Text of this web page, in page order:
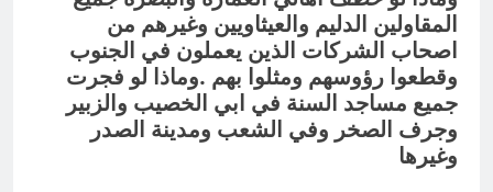
المقاولين الدليم والعيثاويين وغيرهم من
اصحاب الشركات الذين يعملون في الجنوب
وقطعوا رؤوسهم ومثلوا بهم .وماذا لو فجرت
جميع مساجد السنة في ابي الخصيب والزبير
وجرف الصخر وفي الشعب ومدينة الصدر
وغيرها